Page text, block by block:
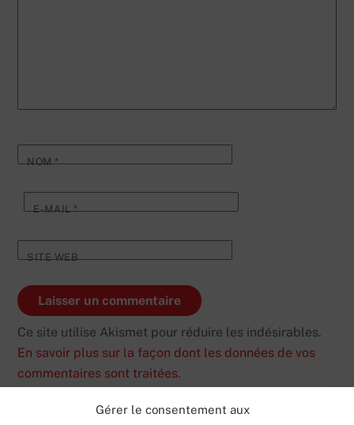
Gérer le consentement aux
NOM*
E-MAIL*
SITE WEB
Ce site utilise Akismet pour réduire les indésirables.
En savoir plus sur la façon dont les données de vos
commentaires sont traitées.